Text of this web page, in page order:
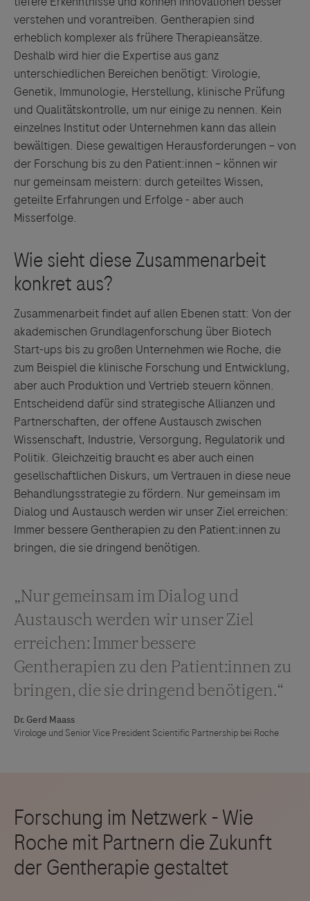
verstehen und vorantreiben. Gentherapien sind
erheblich komplexer als frühere Therapieansätze.
Deshalb wird hier die Expertise aus ganz
unterschiedlichen Bereichen benötigt: Virologie,
Genetik, Immunologie, Herstellung, klinische Prüfung
und Qualitätskontrolle, um nur einige zu nennen. Kein
einzelnes Institut oder Unternehmen kann das allein
bewältigen. Diese gewaltigen Herausforderungen – von
der Forschung bis zu den Patient:innen – können wir
nur gemeinsam meistern: durch geteiltes Wissen,
geteilte Erfahrungen und Erfolge - aber auch
Misserfolge.
Zusammenarbeit findet auf allen Ebenen statt: Von der
akademischen Grundlagenforschung über Biotech
Start-ups bis zu großen Unternehmen wie Roche, die
zum Beispiel die klinische Forschung und Entwicklung,
aber auch Produktion und Vertrieb steuern können.
Entscheidend dafür sind strategische Allianzen und
Partnerschaften, der offene Austausch zwischen
Wissenschaft, Industrie, Versorgung, Regulatorik und
Politik. Gleichzeitig braucht es aber auch einen
gesellschaftlichen Diskurs, um Vertrauen in diese neue
Behandlungsstrategie zu fördern. Nur gemeinsam im
Dialog und Austausch werden wir unser Ziel erreichen:
Immer bessere Gentherapien zu den Patient:innen zu
bringen, die sie dringend benötigen.